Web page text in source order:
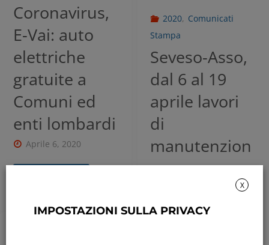
Coronavirus,
E-Vai: auto
elettriche
gratuite a
Comuni ed
enti lombardi
Aprile 6, 2020
2020, Comunicati
Stampa
Seveso-Asso,
dal 6 al 19
aprile lavori
di
manutenzion
e
straordinaria
Aprile 3, 2020
X
IMPOSTAZIONI SULLA PRIVACY